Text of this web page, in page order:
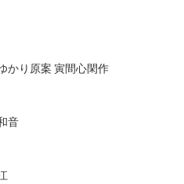
り原案 寅間心閑作
音